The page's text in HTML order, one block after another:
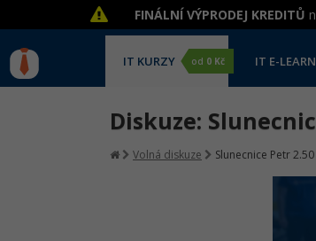
FINÁLNÍ VÝPRODEJ KREDITŮ
IT KURZY od 0 Kč IT E-
Diskuze:
Volná diskuze Slunecnice Petr 2.50